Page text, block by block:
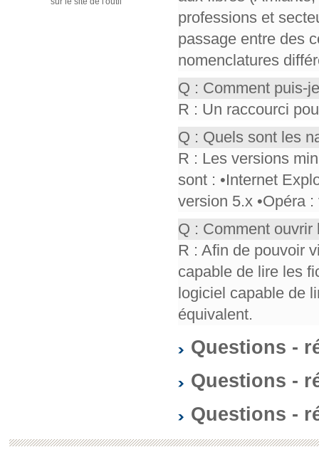
professions et
passage entre des
nomenclatures
Q : Comment puis-
R : Un raccourci
Q : Quels sont les
R : Les versions
sont : •Internet
version 5.x •Opéra
Q : Comment
R : Afin de pouvoir
capable de lire les
logiciel capable de
équivalent.
Questions -
Questions -
Questions -